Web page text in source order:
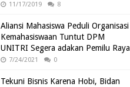
11/17/2019 8
Aliansi Mahasiswa Peduli Organisasi
Kemahasiswaan Tuntut DPM
UNITRI Segera adakan Pemilu Raya
7/24/2021 0
Tekuni Bisnis Karena Hobi, Bidan